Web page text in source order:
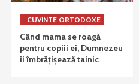
CUVINTE ORTODOXE
Când mama se roagă
pentru copiii ei, Dumnezeu
îi îmbrățișează tainic